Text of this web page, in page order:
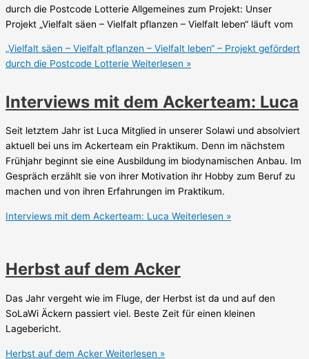
durch die Postcode Lotterie Allgemeines zum Projekt: Unser
Projekt „Vielfalt säen – Vielfalt pflanzen – Vielfalt leben“ läuft vom
„Vielfalt säen – Vielfalt pflanzen – Vielfalt leben“ – Projekt gefördert
durch die Postcode Lotterie Weiterlesen »
Interviews mit dem Ackerteam: Luca
Seit letztem Jahr ist Luca Mitglied in unserer Solawi und absolviert
aktuell bei uns im Ackerteam ein Praktikum. Denn im nächstem
Frühjahr beginnt sie eine Ausbildung im biodynamischen Anbau. Im
Gespräch erzählt sie von ihrer Motivation ihr Hobby zum Beruf zu
machen und von ihren Erfahrungen im Praktikum.
Interviews mit dem Ackerteam: Luca Weiterlesen »
Herbst auf dem Acker
Das Jahr vergeht wie im Fluge, der Herbst ist da und auf den
SoLaWi Äckern passiert viel. Beste Zeit für einen kleinen
Lagebericht.
Herbst auf dem Acker Weiterlesen »